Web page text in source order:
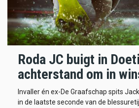
Roda JC buigt in
achterstand om in
Invaller én ex-De Graafschap spits
in de laatste seconde van de